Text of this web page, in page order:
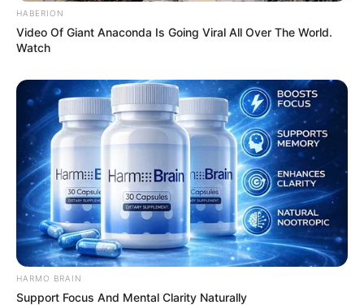
HABERION
Video Of Giant Anaconda Is Going Viral All Over The World.
Watch
HARMO BRAIN
Support Focus And Mental Clarity Naturally